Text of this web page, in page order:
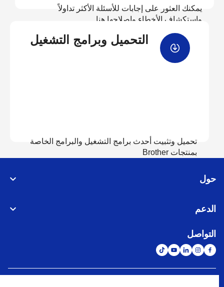
يمكنك العثور على إجابات للأسئلة الأكثر تداولاً
واستكشاف الأخطاء وإصلاحها هنا
عرض الأسئلة المتداولة
التحميل وبرامج التشغيل
تحميل وتثبيت أحدث برامج التشغيل والبرامج الخاصة
بمنتجات Brother
حول
الدعم
التواصل